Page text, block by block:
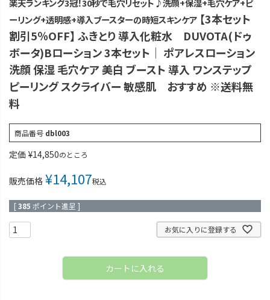
楽天ランキング3冠！30秒で毛穴リセット♪洗顔+保湿+毛穴ケア+ピ
ーリング+透明感+導入ブースターの時短スキンケア 【3本セット
割引5％OFF】 ふきとり 導入化粧水 DUVOTA(ドゥ
ボータ)Bローション 3本セット｜ ポアレスローション
洗顔 保湿 毛穴ケア 美白 ブースト 導入 ワンステップ
ピーリング スクライバー 敏感肌 おすすめ ※送料無
料
商品番号 dbl003
定価 ¥14,850のところ
販売価格 ¥14,107税込
[385 ポイント進呈 ]
お気に入りに登録する
カートに入れる